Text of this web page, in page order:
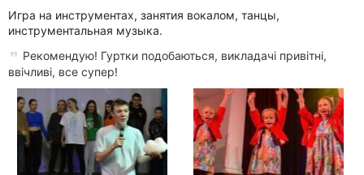
Игра на инструментах, занятия вокалом, танцы,
инструментальная музыка.
Рекомендую! Гуртки подобаються, викладачі привітні,
ввічливі, все супер!